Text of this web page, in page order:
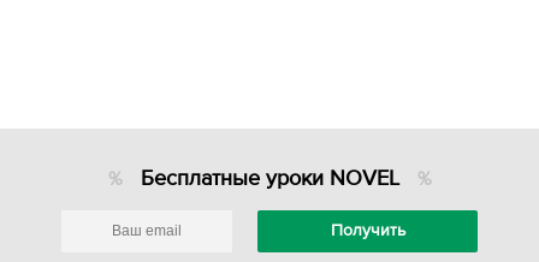
Бесплатные уроки NOVEL